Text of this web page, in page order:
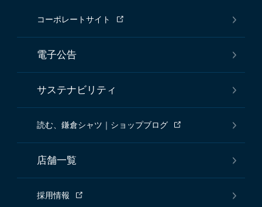
コーポレートサイト
電子公告
サステナビリティ
読む、鎌倉シャツ｜ショップブログ
店舗一覧
採用情報